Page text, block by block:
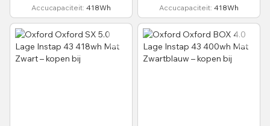
Accucapaciteit 418Wh
Accucapaciteit 418Wh